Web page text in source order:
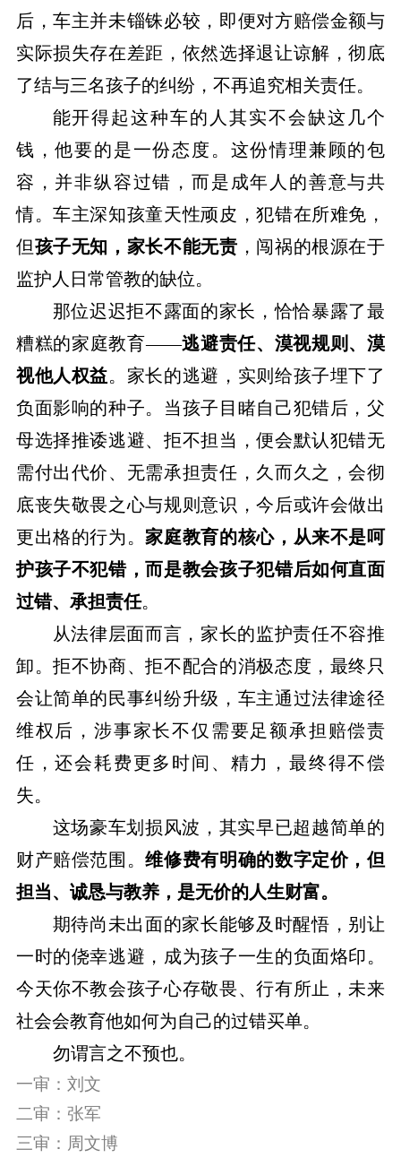
后，车主并未锱铢必较，即便对方赔偿金额与
实际损失存在差距，依然选择退让谅解，彻底
了结与三名孩子的纠纷，不再追究相关责任。
能开得起这种车的人其实不会缺这几个
钱，他要的是一份态度。这份情理兼顾的包
容，并非纵容过错，而是成年人的善意与共
情。车主深知孩童天性顽皮，犯错在所难免，
但孩子无知，家长不能无责 ，闯祸的根源在于
监护人日常管教的缺位。
那位迟迟拒不露面的家长，恰恰暴露了最
糟糕的家庭教育——逃避责任、漠视规则、漠
视他人权益。家长的逃避，实则给孩子埋下了
负面影响的种子。当孩子目睹自己犯错后，父
母选择推诿逃避、拒不担当，便会默认犯错无
需付出代价、无需承担责任，久而久之，会彻
底丧失敬畏之心与规则意识，今后或许会做出
更出格的行为。家庭教育的核心，从来不是呵
护孩子不犯错，而是教会孩子犯错后如何直面
过错、承担责任。
从法律层面而言，家长的监护责任不容推
卸。拒不协商、拒不配合的消极态度，最终只
会让简单的民事纠纷升级，车主通过法律途径
维权后，涉事家长不仅需要足额承担赔偿责
任，还会耗费更多时间、精力，最终得不偿
失。
这场豪车划损风波，其实早已超越简单的
财产赔偿范围。维修费有明确的数字定价，但
担当、诚恳与教养，是无价的人生财富。
期待尚未出面的家长能够及时醒悟，别让
一时的侥幸逃避，成为孩子一生的负面烙印。
今天你不教会孩子心存敬畏、行有所止，未来
社会会教育他如何为自己的过错买单。
勿谓言之不预也。
一审：刘文
二审：张军
三审：周文博